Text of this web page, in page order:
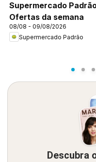
Supermercado
Ofertas da semana
08/08 - 09/08/2026
Supermercado Padrão
Descubra